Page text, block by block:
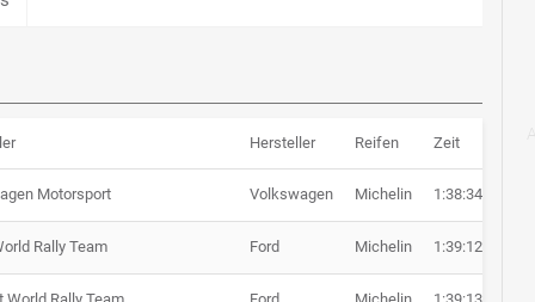
Hersteller Reifen Zeit
Motorsport Volkswagen Michelin 1:38:34.7
Rally Team Ford Michelin 1:39:12.8